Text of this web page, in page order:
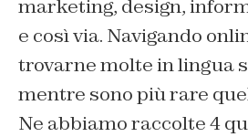
marketing, design,
e così via. Navigando
trovarne molte in lingua
mentre sono più rare
Ne abbiamo raccolte 4